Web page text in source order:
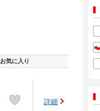
お気に入り
詳細